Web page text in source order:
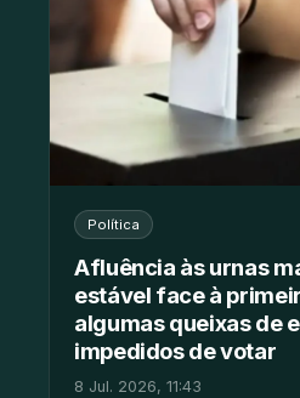
Política
Afluência às urnas
estável face à
algumas queixas de
impedidos de votar
8 Jul. 2026, 11:43